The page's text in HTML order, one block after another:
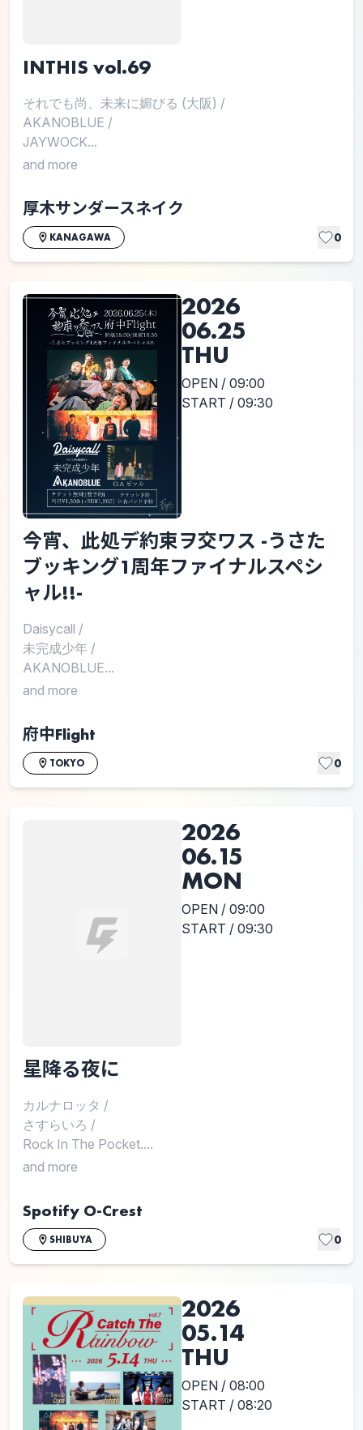
INTHIS vol.69
それでも尚、未来に媚びる (大阪) /
AKANOBLUE /
JAYWOCK...
and more
厚木サンダースネイク
KANAGAWA 0
2026
06.25
THU
OPEN / 09:00
START / 09:30
今宵、此処デ約束ヲ交ワス -うさた
ブッキング1周年ファイナルスペシ
ャル!!-
Daisycall /
未完成少年 /
AKANOBLUE...
and more
府中Flight
TOKYO 0
2026
06.15
MON
OPEN / 09:00
START / 09:30
星降る夜に
カルナロッタ /
さすらいろ /
Rock In The Pocket....
and more
Spotify O-Crest
SHIBUYA 0
2026
05.14
THU
OPEN / 08:00
START / 08:20